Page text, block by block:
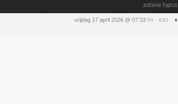
actieve topics
vrijdag 17 april 2026 @ 07:33:04 #301